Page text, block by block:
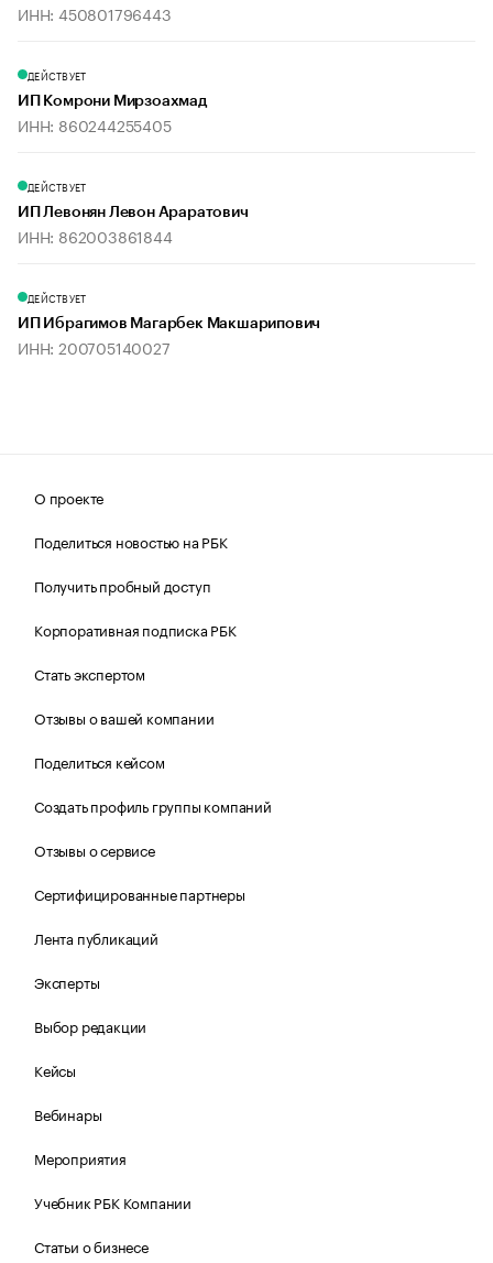
ИНН: 450801796443
ДЕЙСТВУЕТ
ИП Комрони Мирзоахмад
ИНН: 860244255405
ДЕЙСТВУЕТ
ИП Левонян Левон Араратович
ИНН: 862003861844
ДЕЙСТВУЕТ
ИП Ибрагимов Магарбек Макшарипович
ИНН: 200705140027
О проекте
Поделиться новостью на РБК
Получить пробный доступ
Корпоративная подписка РБК
Стать экспертом
Отзывы о вашей компании
Поделиться кейсом
Создать профиль группы компаний
Отзывы о сервисе
Сертифицированные партнеры
Лента публикаций
Эксперты
Выбор редакции
Кейсы
Вебинары
Мероприятия
Учебник РБК Компании
Статьи о бизнесе